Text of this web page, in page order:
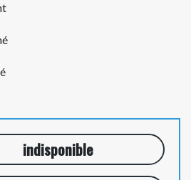
indisponible